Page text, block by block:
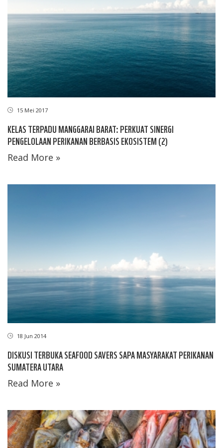
15 Mei 2017
KELAS TERPADU MANGGARAI BARAT: PERKUAT SINERGI
PENGELOLAAN PERIKANAN BERBASIS EKOSISTEM (2)
Read More »
18 Jun 2014
DISKUSI TERBUKA SEAFOOD SAVERS SAPA MASYARAKAT PERIKANAN
SUMATERA UTARA
Read More »